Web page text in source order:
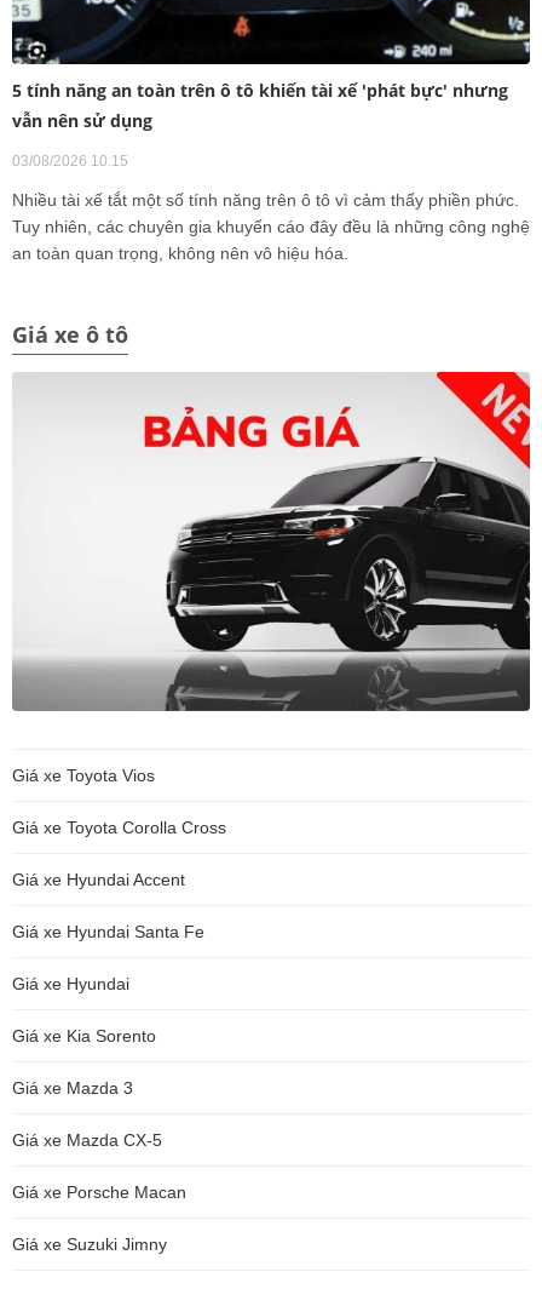
5 tính năng an toàn trên ô tô khiến tài xế 'phát bực' nhưng
vẫn nên sử dụng
03/08/2026 10:15
Nhiều tài xế tắt một số tính năng trên ô tô vì cảm thấy phiền phức.
Tuy nhiên, các chuyên gia khuyến cáo đây đều là những công nghệ
an toàn quan trọng, không nên vô hiệu hóa.
Giá xe ô tô
Giá xe Toyota Vios
Giá xe Toyota Corolla Cross
Giá xe Hyundai Accent
Giá xe Hyundai Santa Fe
Giá xe Hyundai
Giá xe Kia Sorento
Giá xe Mazda 3
Giá xe Mazda CX-5
Giá xe Porsche Macan
Giá xe Suzuki Jimny